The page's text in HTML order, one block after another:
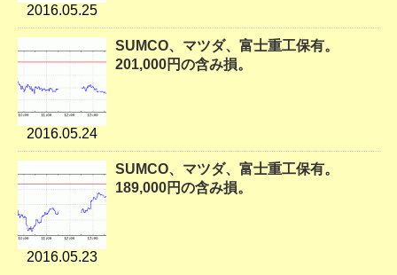
2016.05.25
2016.05.24
SUMCO、マツダ、富士重工保有。
201,000円の含み損。
2016.05.23
SUMCO、マツダ、富士重工保有。
189,000円の含み損。